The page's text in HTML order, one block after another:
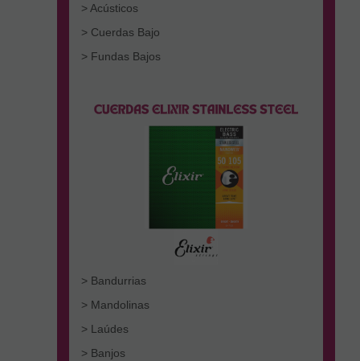
> Acústicos
> Cuerdas Bajo
> Fundas Bajos
> Bandurrias
> Mandolinas
> Laúdes
> Banjos